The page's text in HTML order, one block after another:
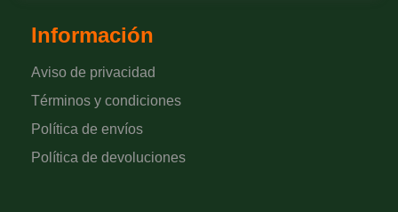
Información
Aviso de privacidad
Términos y condiciones
Política de envíos
Política de devoluciones